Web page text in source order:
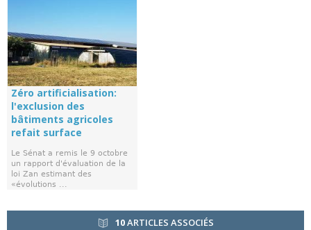
Zéro artificialisation:
l'exclusion des
bâtiments agricoles
refait surface
Le Sénat a remis le 9 octobre
un rapport d'évaluation de la
loi Zan estimant des
«évolutions ...
10ARTICLES ASSOCIÉS